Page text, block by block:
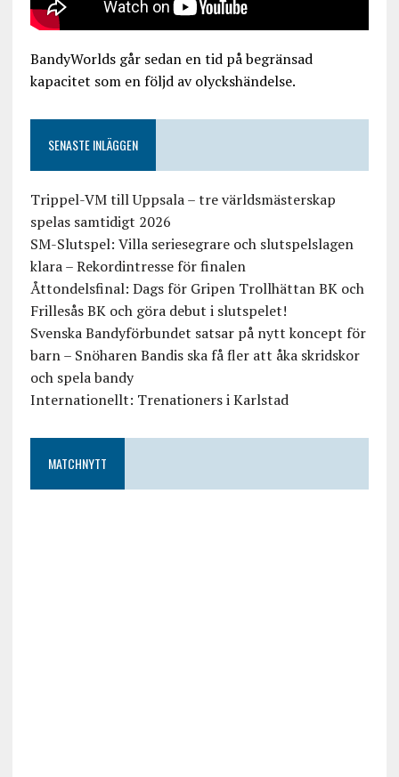
BandyWorlds går sedan en tid på begränsad
kapacitet som en följd av olyckshändelse.
SENASTE INLÄGGEN
Trippel-VM till Uppsala – tre världsmästerskap
spelas samtidigt 2026
SM-Slutspel: Villa seriesegrare och slutspelslagen
klara – Rekordintresse för finalen
Åttondelsfinal: Dags för Gripen Trollhättan BK och
Frillesås BK och göra debut i slutspelet!
Svenska Bandyförbundet satsar på nytt koncept för
barn – Snöharen Bandis ska få fler att åka skridskor
och spela bandy
Internationellt: Trenationers i Karlstad
MATCHNYTT